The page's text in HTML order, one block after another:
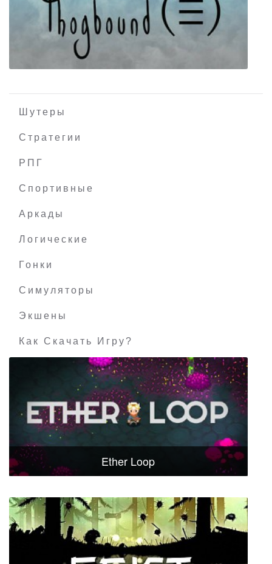
Maji de Watashi ni Koishinasai! S
Шутеры
Стратегии
РПГ
Спортивные
Аркады
Логические
Гонки
Симуляторы
Экшены
Как Скачать Игру?
Ether Loop